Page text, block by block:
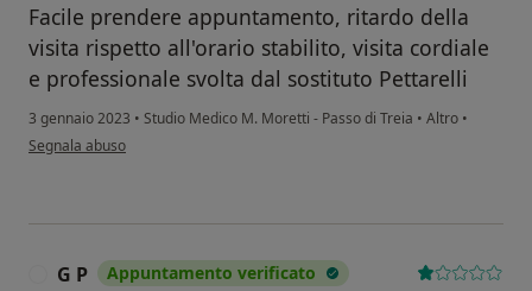
Facile prendere appuntamento, ritardo della
visita rispetto all'orario stabilito, visita cordiale
e professionale svolta dal sostituto Pettarelli
3 gennaio 2023 • Studio Medico M. Moretti - Passo di Treia • Altro •
secondo l'opinione dell'utente A.B.
Segnala abuso
G P Appuntamento verificato